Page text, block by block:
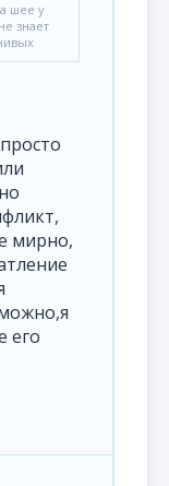
шее у
знает
мирно,
его